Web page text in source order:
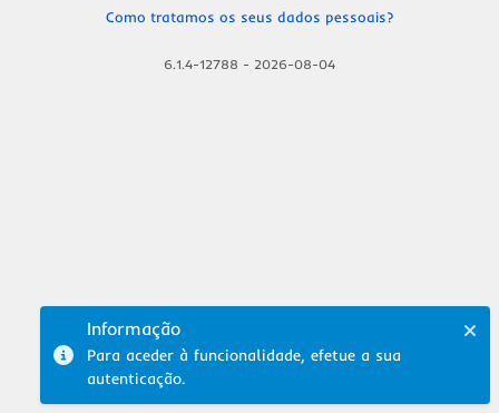
Como tratamos os seus dados pessoais?
6.1.4-12788 - 2026-08-04
Informação
Para aceder à funcionalidade, efetue a sua
autenticação.